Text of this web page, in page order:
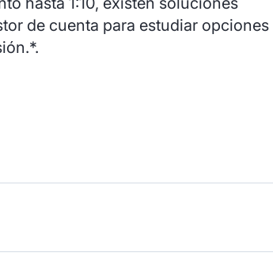
de cuenta para estudiar opciones